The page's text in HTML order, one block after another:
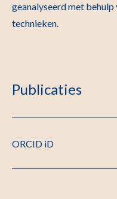
geanalyseerd met behulp
technieken.
Publicaties
ORCID iD